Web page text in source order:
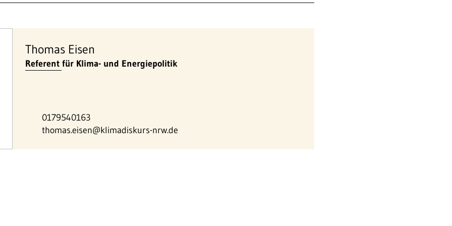
Thomas Eisen
Referent für Klima- und Energiepolitik
0179540163
thomas.eisen@klimadiskurs-nrw.de